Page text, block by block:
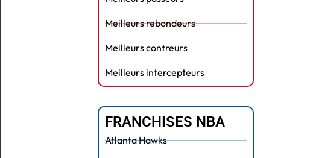
Meilleurs rebondeurs
Meilleurs contreurs
Meilleurs intercepteurs
FRANCHISES NBA
Atlanta Hawks